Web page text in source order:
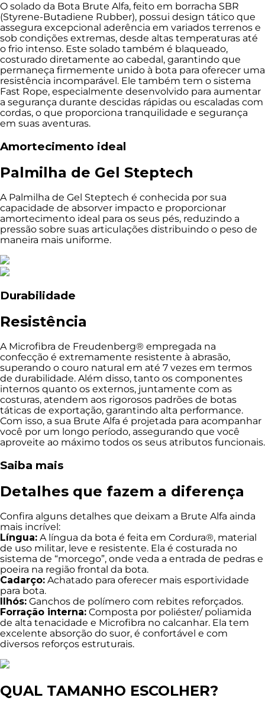
O solado da Bota Brute Alfa, feito em borracha SBR
(Styrene-Butadiene Rubber), possui design tático que
assegura excepcional aderência em variados terrenos e
sob condições extremas, desde altas temperaturas até
o frio intenso. Este solado também é blaqueado,
costurado diretamente ao cabedal, garantindo que
permaneça firmemente unido à bota para oferecer uma
resistência incomparável. Ele também tem o sistema
Fast Rope, especialmente desenvolvido para aumentar
a segurança durante descidas rápidas ou escaladas com
cordas, o que proporciona tranquilidade e segurança
em suas aventuras.
Amortecimento ideal
Palmilha de Gel Steptech
A Palmilha de Gel Steptech é conhecida por sua
capacidade de absorver impacto e proporcionar
amortecimento ideal para os seus pés, reduzindo a
pressão sobre suas articulações distribuindo o peso de
maneira mais uniforme.
Durabilidade
Resistência
A Microfibra de Freudenberg® empregada na
confecção é extremamente resistente à abrasão,
superando o couro natural em até 7 vezes em termos
de durabilidade. Além disso, tanto os componentes
internos quanto os externos, juntamente com as
costuras, atendem aos rigorosos padrões de botas
táticas de exportação, garantindo alta performance.
Com isso, a sua Brute Alfa é projetada para acompanhar
você por um longo período, assegurando que você
aproveite ao máximo todos os seus atributos funcionais.
Saiba mais
Detalhes que fazem a diferença
Confira alguns detalhes que deixam a Brute Alfa ainda
mais incrível:
Língua: A língua da bota é feita em Cordura®, material
de uso militar, leve e resistente. Ela é costurada no
sistema de “morcego”, onde veda a entrada de pedras e
poeira na região frontal da bota.
Cadarço: Achatado para oferecer mais esportividade
para bota.
Ilhós: Ganchos de polímero com rebites reforçados.
Forração interna: Composta por poliéster/ poliamida
de alta tenacidade e Microfibra no calcanhar. Ela tem
excelente absorção do suor, é confortável e com
diversos reforços estruturais.
QUAL TAMANHO ESCOLHER?